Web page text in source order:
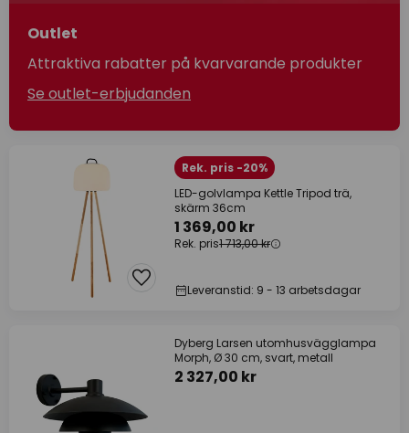
Outlet
Attraktiva rabatter på kvarvarande produkter
Se outlet-erbjudanden
Rek. pris -20%
LED-golvlampa Kettle Tripod trä,
skärm 36cm
1 369,00 kr
Rek. pris1 713,00 kr
Leveranstid: 9 - 13 arbetsdagar
Dyberg Larsen utomhusvägglampa
Morph, Ø 30 cm, svart, metall
2 327,00 kr